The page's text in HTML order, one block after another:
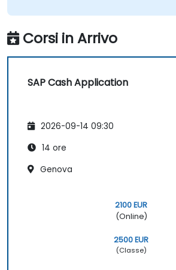
Corsi in Arrivo
SAP Cash Application
2026-09-14 09:30
14 ore
Genova
2100 EUR
(Online)
2500 EUR
(Classe)